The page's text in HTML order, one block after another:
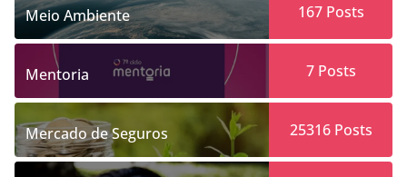
Meio Ambiente 167Posts
Mentoria 7Posts
Mercado de Seguros 25316Posts